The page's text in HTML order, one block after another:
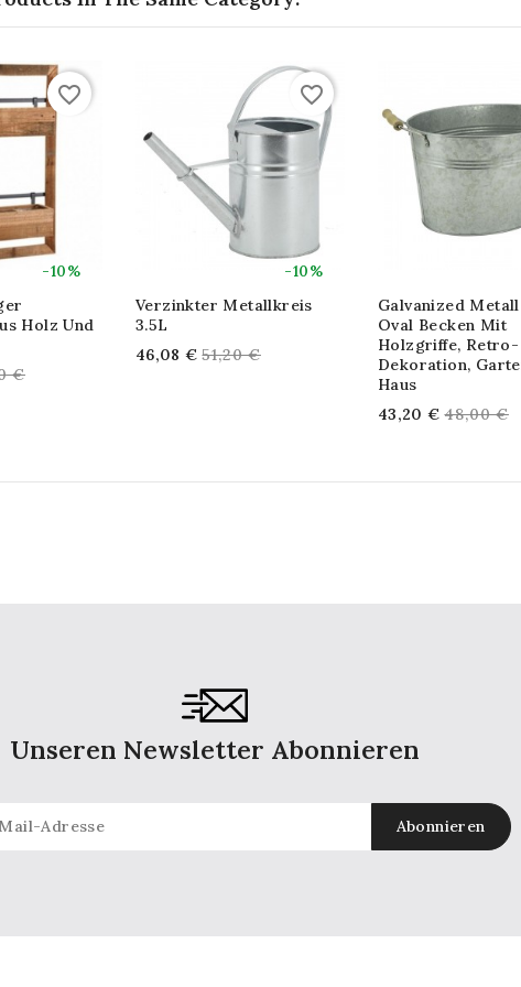
-10%
favorite_border
Holz Und
€
-10%
favorite_border
Verzinkter Metallkreis
3.5L
46,08 € Regular
51,20 €
Galvanized
Oval Becken Mit
Holzgriffe, Retro-
Dekoration,
Haus
43,20 € Regular
48,00 €
Unseren Newsletter Abonnieren